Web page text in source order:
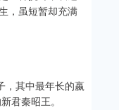
，虽短暂却充满
，其中最年长的嬴
君秦昭王。